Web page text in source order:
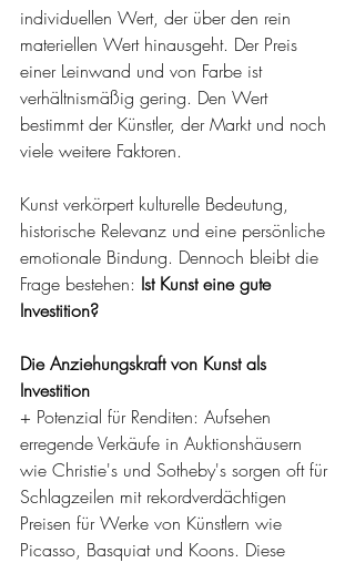
individuellen Wert, der über den rein
materiellen Wert hinausgeht. Der Preis
einer Leinwand und von Farbe ist
verhältnismäßig gering. Den Wert
bestimmt der Künstler, der Markt und noch
viele weitere Faktoren.
Kunst verkörpert kulturelle Bedeutung,
historische Relevanz und eine persönliche
emotionale Bindung. Dennoch bleibt die
Frage bestehen: Ist Kunst eine gute
Investition?
Die Anziehungskraft von Kunst als
Investition
+ Potenzial für Renditen: Aufsehen
erregende Verkäufe in Auktionshäusern
wie Christie's und Sotheby's sorgen oft für
Schlagzeilen mit rekordverdächtigen
Preisen für Werke von Künstlern wie
Picasso, Basquiat und Koons. Diese